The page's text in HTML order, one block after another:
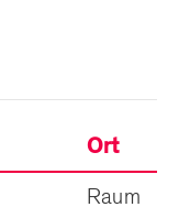
Ort
Raum